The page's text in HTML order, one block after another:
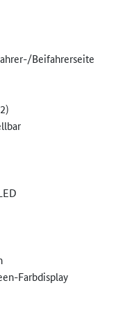
Beifahrerseite
Farbdisplay